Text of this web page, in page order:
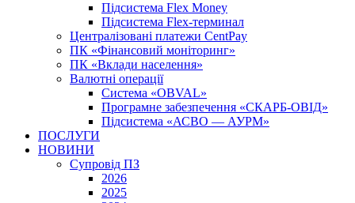
Підсистема Flex Money
Підсистема Flex-терминал
Централізовані платежи CentPay
ПК «Фінансовий моніторинг»
ПК «Вклади населення»
Валютні операції
Система «OBVAL»
Програмне забезпечення «СКАРБ-ОВІД»
Підсистема «АСВО — АУРМ»
ПОСЛУГИ
НОВИНИ
Супровід ПЗ
2026
2025